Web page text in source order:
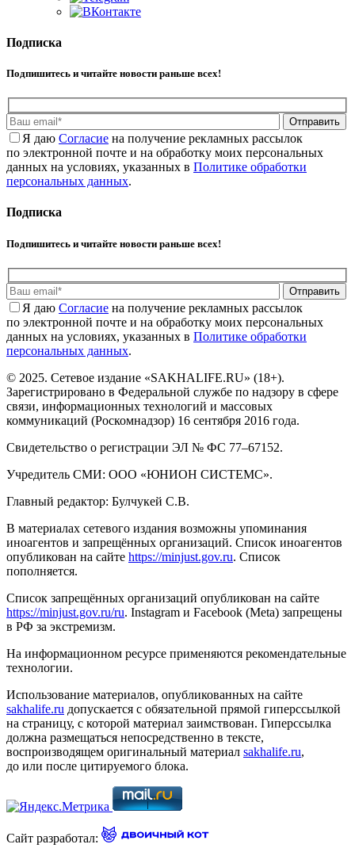
Подписка
Подпишитесь и читайте новости раньше всех!
Отправить
Я даю Cогласие на получение рекламных рассылок
по электронной почте и на обработку моих персональных
данных на условиях, указанных в Политике обработки
персональных данных.
Подписка
Подпишитесь и читайте новости раньше всех!
Отправить
Я даю Cогласие на получение рекламных рассылок
по электронной почте и на обработку моих персональных
данных на условиях, указанных в Политике обработки
персональных данных.
© 2025. Сетевое издание «SAKHALIFE.RU» (18+).
Зарегистрировано в Федеральной службе по надзору в сфере
связи, информационных технологий и массовых
коммуникаций (Роскомнадзор) 16 сентября 2016 года.
Свидетельство о регистрации ЭЛ № ФС 77–67152.
Учредитель СМИ: ООО «ЮНИОН СИСТЕМС».
Главный редактор: Булчукей С.В.
В материалах сетевого издания возможны упоминания
иноагентов и запрещённых организаций. Список иноагентов
опубликован на сайте https://minjust.gov.ru. Список
пополняется.
Список запрещённых организаций опубликован на сайте
https://minjust.gov.ru/ru. Instagram и Facebook (Metа) запрещены
в РФ за экстремизм.
На информационном ресурсе применяются рекомендательные
технологии.
Использование материалов, опубликованных на сайте
sakhalife.ru допускается с обязательной прямой гиперссылкой
на страницу, с которой материал заимствован. Гиперссылка
должна размещаться непосредственно в тексте,
воспроизводящем оригинальный материал sakhalife.ru,
до или после цитируемого блока.
Сайт разработал: